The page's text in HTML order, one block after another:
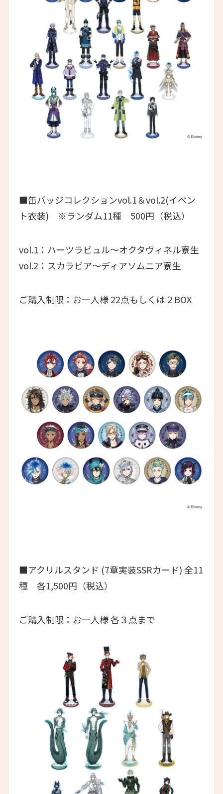
■缶バッジコレクションvol.1＆vol.2(イベン
ト衣装) ※ランダム11種 500円（税込）
vol.1：ハーツラビュル～オクタヴィネル寮生
vol.2：スカラビア～ディアソムニア寮生
ご購入制限：お一人様 22点もしくは２BOX
■アクリルスタンド (7章実装SSRカード) 全11
種 各1,500円（税込）
ご購入制限：お一人様 各３点まで